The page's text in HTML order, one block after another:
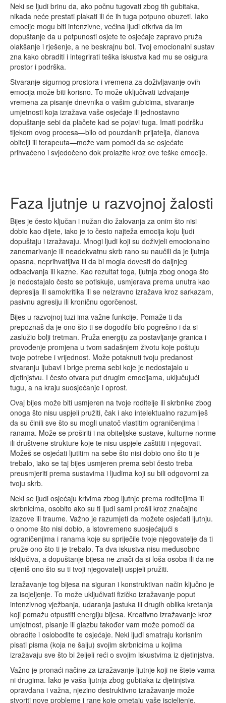
Neki se ljudi brinu da, ako počnu tugovati zbog tih gubitaka,
nikada neće prestati plakati ili će ih tuga potpuno obuzeti. Iako
emocije mogu biti intenzivne, većina ljudi otkriva da im
dopuštanje da u potpunosti osjete te osjećaje zapravo pruža
olakšanje i rješenje, a ne beskrajnu bol. Tvoj emocionalni sustav
zna kako obraditi i integrirati teška iskustva kad mu se osigura
prostor i podrška.
Stvaranje sigurnog prostora i vremena za doživljavanje ovih
emocija može biti korisno. To može uključivati izdvajanje
vremena za pisanje dnevnika o vašim gubicima, stvaranje
umjetnosti koja izražava vaše osjećaje ili jednostavno
dopuštanje sebi da plačete kad se pojavi tuga. Imati podršku
tijekom ovog procesa—bilo od pouzdanih prijatelja, članova
obitelji ili terapeuta—može vam pomoći da se osjećate
prihvaćeno i svjedočeno dok prolazite kroz ove teške emocije.
Faza ljutnje u razvojnoj žalosti
Bijes je često ključan i nužan dio žalovanja za onim što nisi
dobio kao dijete, iako je to često najteža emocija koju ljudi
dopuštaju i izražavaju. Mnogi ljudi koji su doživjeli emocionalno
zanemarivanje ili neadekvatnu skrb rano su naučili da je ljutnja
opasna, neprihvatljiva ili da bi mogla dovesti do daljnjeg
odbacivanja ili kazne. Kao rezultat toga, ljutnja zbog onoga što
je nedostajalo često se potiskuje, usmjerava prema unutra kao
depresija ili samokritika ili se neizravno izražava kroz sarkazam,
pasivnu agresiju ili kroničnu ogorčenost.
Bijes u razvojnoj tuzi ima važne funkcije. Pomaže ti da
prepoznaš da je ono što ti se dogodilo bilo pogrešno i da si
zaslužio bolji tretman. Pruža energiju za postavljanje granica i
provođenje promjena u tvom sadašnjem životu koje poštuju
tvoje potrebe i vrijednost. Može potaknuti tvoju predanost
stvaranju ljubavi i brige prema sebi koje je nedostajalo u
djetinjstvu. I često otvara put drugim emocijama, uključujući
tugu, a na kraju suosjećanje i oprost.
Ovaj bijes može biti usmjeren na tvoje roditelje ili skrbnike zbog
onoga što nisu uspjeli pružiti, čak i ako intelektualno razumiješ
da su činili sve što su mogli unatoč vlastitim ograničenjima i
ranama. Može se proširiti i na obiteljske sustave, kulturne norme
ili društvene strukture koje te nisu uspjele zaštititi i njegovati.
Možeš se osjećati ljutitim na sebe što nisi dobio ono što ti je
trebalo, iako se taj bijes usmjeren prema sebi često treba
preusmjeriti prema sustavima i ljudima koji su bili odgovorni za
tvoju skrb.
Neki se ljudi osjećaju krivima zbog ljutnje prema roditeljima ili
skrbnicima, osobito ako su ti ljudi sami prošli kroz značajne
izazove ili traume. Važno je razumjeti da možete osjećati ljutnju.
o onome što nisi dobio, a istovremeno suosjećajući s
ograničenjima i ranama koje su spriječile tvoje njegovatelje da ti
pruže ono što ti je trebalo. Ta dva iskustva nisu međusobno
isključiva, a dopuštanje bijesa ne znači da si loša osoba ili da ne
cijeniš ono što su ti tvoji njegovatelji uspjeli pružiti.
Izražavanje tog bijesa na siguran i konstruktivan način ključno je
za iscjeljenje. To može uključivati fizičko izražavanje poput
intenzivnog vježbanja, udaranja jastuka ili drugih oblika kretanja
koji pomažu otpustiti energiju bijesa. Kreativno izražavanje kroz
umjetnost, pisanje ili glazbu također vam može pomoći da
obradite i oslobodite te osjećaje. Neki ljudi smatraju korisnim
pisati pisma (koja ne šalju) svojim skrbnicima u kojima
izražavaju sve što bi željeli reći o svojim iskustvima iz djetinjstva.
Važno je pronaći načine za izražavanje ljutnje koji ne štete vama
ni drugima. Iako je vaša ljutnja zbog gubitaka iz djetinjstva
opravdana i važna, njezino destruktivno izražavanje može
stvoriti nove probleme i rane koje ometaju vaše iscjeljenje.